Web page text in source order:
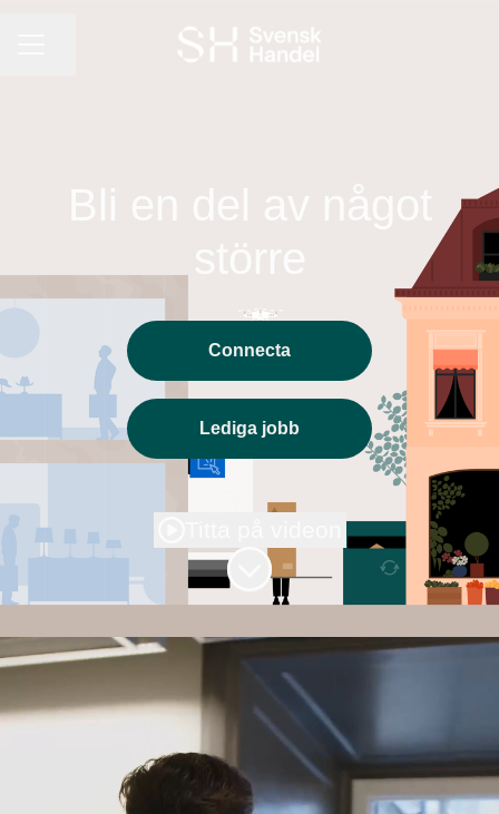
Connecta
Lediga jobb
Skrolla för mer innehåll
Tillsammans stärker vi
handels